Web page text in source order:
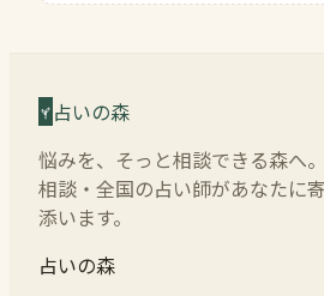
占いの森
悩みを、そっと相談できる森へ
相談・全国の占い師があなたに
添います。
占いの森